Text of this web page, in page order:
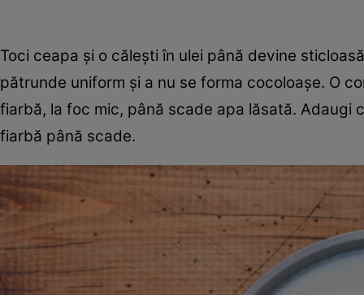
Toci ceapa și o călești în ulei până devine
pătrunde uniform și a nu se forma cocoloașe. O
fiarbă, la foc mic, până scade apa lăsată. Adaugi
fiarbă până scade.